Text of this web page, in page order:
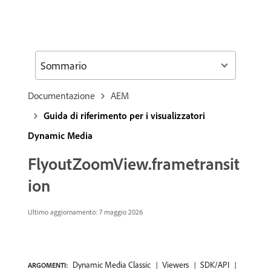
Documentazione
AEM
Guida di riferimento per i visualizzatori
Dynamic Media
FlyoutZoomView.frametransit
ion
Ultimo aggiornamento: 7 maggio 2026
ARGOMENTI: Dynamic Media Classic Viewers
SDK/API
Sommario